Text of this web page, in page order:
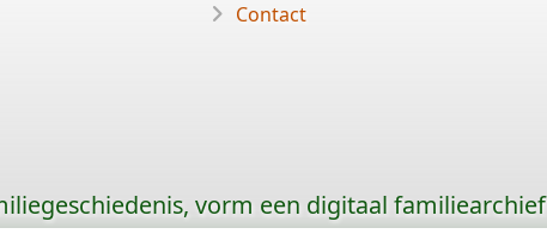
Contact
vorm een digitaal familiearchief